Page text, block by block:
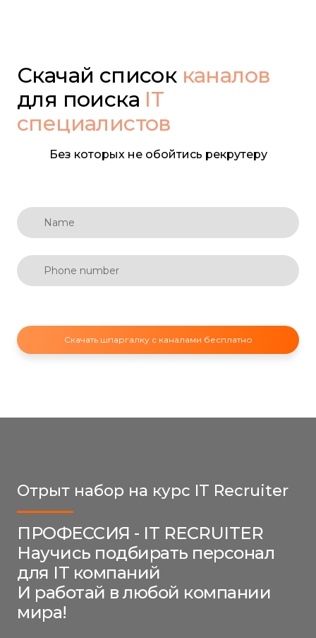
Скачай список каналов
для поиска IT
специалистов
Без которых не обойтись рекрутеру
Скачать шпаргалку с каналами бесплатно
Отрыт набор на курс IT Recruiter
ПРОФЕССИЯ - IT RECRUITER
Научись подбирать персонал
для IT компаний
И работай в любой компании
мира!